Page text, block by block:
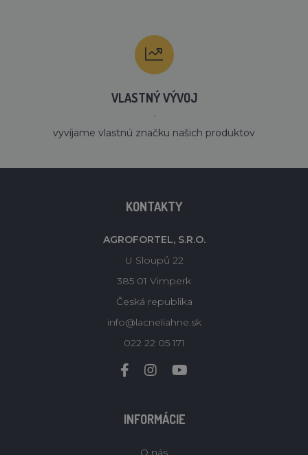
VLASTNÝ VÝVOJ
´
vyvíjame vlastnú značku našich produktov
KONTAKTY
AGROFORTEL, S.R.O.
U Sloupů 22
385 01 Vimperk
Česká republika
info@lacneliahne.sk
022 22 05 171
INFORMÁCIE
O nás